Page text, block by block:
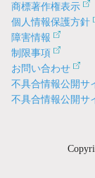
商標著作権表示
個人情報保護方針
障害情報
制限事項
お問い合わせ
不具合情報公開サ
不具合情報公開サ